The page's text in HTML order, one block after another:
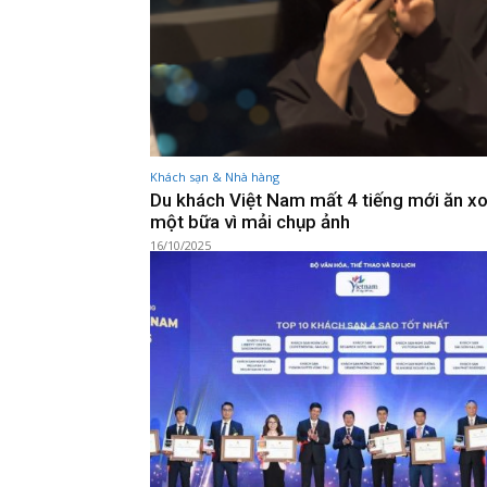
Khách sạn & Nhà hàng
Du khách Việt Nam mất 4 tiếng mới ăn
một bữa vì mải chụp ảnh
16/10/2025